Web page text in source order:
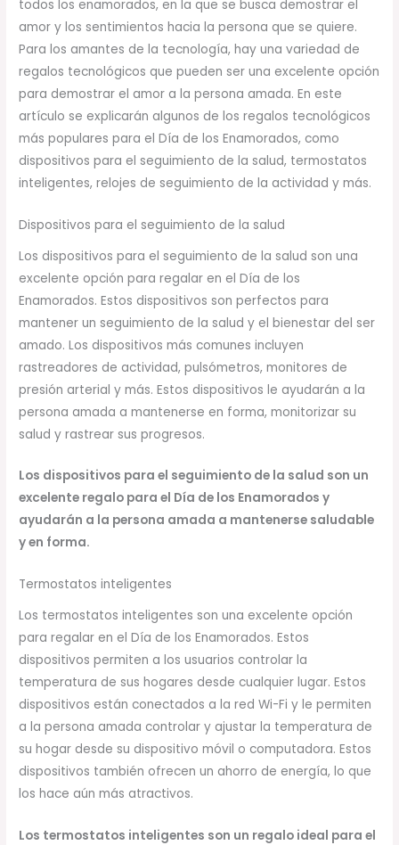
todos los enamorados, en la que se busca demostrar el
amor y los sentimientos hacia la persona que se quiere.
Para los amantes de la tecnología, hay una variedad de
regalos tecnológicos que pueden ser una excelente opción
para demostrar el amor a la persona amada. En este
artículo se explicarán algunos de los regalos tecnológicos
más populares para el Día de los Enamorados, como
dispositivos para el seguimiento de la salud, termostatos
inteligentes, relojes de seguimiento de la actividad y más.
Dispositivos para el seguimiento de la salud
Los dispositivos para el seguimiento de la salud son una
excelente opción para regalar en el Día de los
Enamorados. Estos dispositivos son perfectos para
mantener un seguimiento de la salud y el bienestar del ser
amado. Los dispositivos más comunes incluyen
rastreadores de actividad, pulsómetros, monitores de
presión arterial y más. Estos dispositivos le ayudarán a la
persona amada a mantenerse en forma, monitorizar su
salud y rastrear sus progresos.
Los dispositivos para el seguimiento de la salud son un
excelente regalo para el Día de los Enamorados y
ayudarán a la persona amada a mantenerse saludable
y en forma.
Termostatos inteligentes
Los termostatos inteligentes son una excelente opción
para regalar en el Día de los Enamorados. Estos
dispositivos permiten a los usuarios controlar la
temperatura de sus hogares desde cualquier lugar. Estos
dispositivos están conectados a la red Wi-Fi y le permiten
a la persona amada controlar y ajustar la temperatura de
su hogar desde su dispositivo móvil o computadora. Estos
dispositivos también ofrecen un ahorro de energía, lo que
los hace aún más atractivos.
Los termostatos inteligentes son un regalo ideal para el